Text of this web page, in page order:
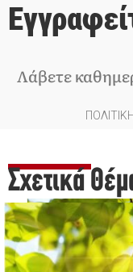
Λάβετε
Σχετικά